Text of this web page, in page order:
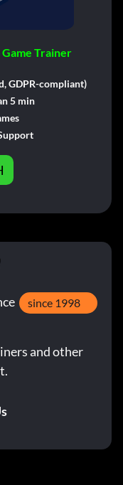
Trainer
GDPR-compliant)
5 min
since 1998
and other